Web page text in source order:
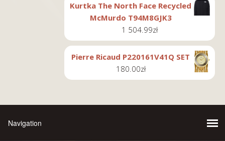
Kurtka The North Face Recycled
McMurdo T94M8GJK3
1 504.99zł
Pierre Ricaud P220161V41Q SET
180.00zł